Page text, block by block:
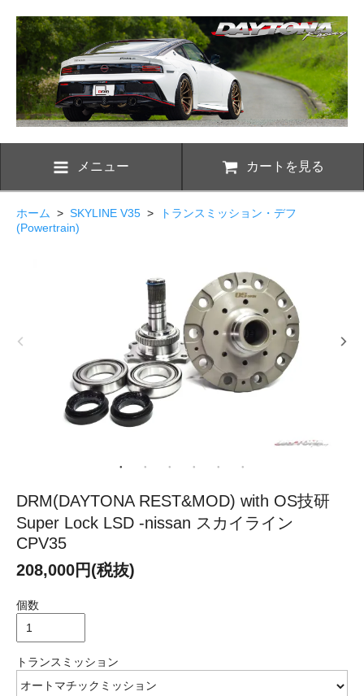
メニュー カートを見る
ホーム > SKYLINE V35 >
トランスミッション・デフ
(Powertrain)
DRM(DAYTONA REST&MOD) with OS技研
Super Lock LSD -nissan スカイライン
CPV35
208,000円(税抜)
個数
トランスミッション